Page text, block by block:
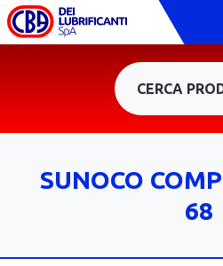
CERCA
SUNOCO
68